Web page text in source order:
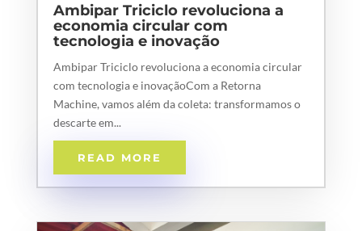
Ambipar Triciclo revoluciona a
economia circular com
tecnologia e inovação
Ambipar Triciclo revoluciona a economia circular
com tecnologia e inovaçãoCom a Retorna
Machine, vamos além da coleta: transformamos o
descarte em...
READ MORE